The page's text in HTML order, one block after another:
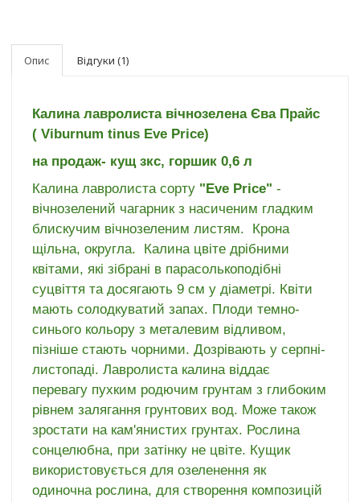
Опис Відгуки (1)
Калина лавролиста вічнозелена Єва Прайс
( Viburnum tinus Eve Price)
на продаж- кущ зкс, горшик 0,6 л
Калина лавролиста сорту "Eve Price" -
вічнозелений чагарник з насиченим гладким
блискучим вічнозеленим листям. Крона
щільна, округла. Калина цвіте дрібними
квітами, які зібрані в парасолькоподібні
суцвіття та досягають 9 см у діаметрі. Квіти
мають солодкуватий запах. Плоди темно-
синього кольору з металевим відливом,
пізніше стають чорними. Дозрівають у серпні-
листопаді. Лавролиста калина віддає
перевагу пухким родючим грунтам з глибоким
рівнем залягання грунтових вод. Може також
зростати на кам'янистих грунтах. Рослина
сонцелюбна, при затінку не цвіте. Кущик
використовується для озеленення як
одиночна рослина, для створення композицій